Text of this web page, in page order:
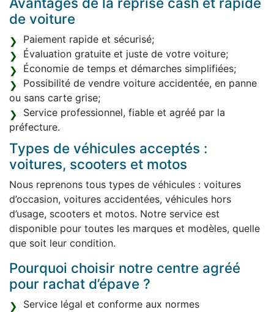
de voiture
Paiement rapide et sécurisé;
Évaluation gratuite et juste de votre voiture;
Économie de temps et démarches simplifiées;
Possibilité de vendre voiture accidentée, en panne
ou sans carte grise;
Service professionnel, fiable et agréé par la
préfecture.
Types de véhicules acceptés :
voitures, scooters et motos
Nous reprenons tous types de véhicules : voitures
d’occasion, voitures accidentées, véhicules hors
d’usage, scooters et motos. Notre service est
disponible pour toutes les marques et modèles, quelle
que soit leur condition.
Pourquoi choisir notre centre agréé
pour rachat d’épave ?
Service légal et conforme aux normes